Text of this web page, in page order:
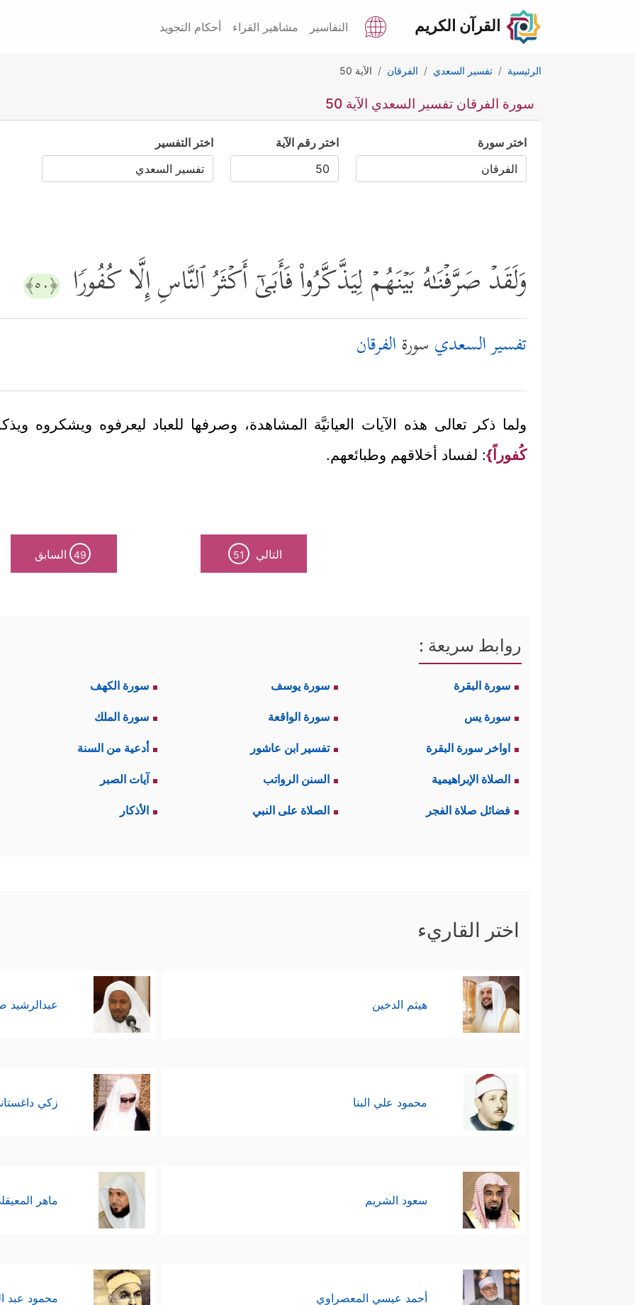
القرآن الكريم التفاسير مشاهير القراء أحكام التجويد
الرئيسية تفسير السعدي الفرقان الآية 50
سورة الفرقان تفسير السعدي الآية 50
اختر سورة اختر رقم الآية اختر التفسير
وَلَقَدۡ صَرَّفۡنَـٰهُ بَیۡنَهُمۡ لِیَذَّكَّرُواْ فَأَبَىٰۤ أَكۡثَرُ ٱلنَّاسِ إِلَّا كُفُورࣰا ﴿٥٠﴾
تفسير السعدي سورةالفرقان
ولما ذكر تعالى هذه الآيات العيانيَّة المشاهدة، وصرفها للعباد ليعرفوه ويشكروه
كُفوراً}: لفساد أخلاقهم وطبائعهم.
التالي 51
49 السابق
روابط سريعة :
سورة البقرة سورة يوسف سورة الكهف
سورة يس سورة الواقعة سورة الملك
اواخر سورة البقرة تفسير ابن عاشور أدعية من السنة
الصلاة الإبراهيمية السنن الرواتب آيات الصبر
فضائل صلاة الفجر الصلاة على النبي الأذكار
اختر القاريء
هيثم الدخين عبدالرشيد
محمود علي البنا زكي
سعود الشريم ماهر
أحمد عيسي المعصراوي محمود عبد